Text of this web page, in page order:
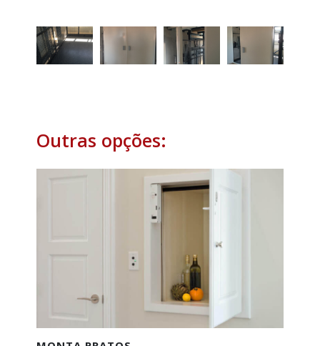
Outras opções: